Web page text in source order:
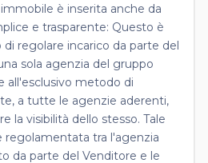
è inserita anche da
e trasparente: Questo è
regolare incarico da parte del
sola agenzia del gruppo
all'esclusivo metodo di
a tutte le agenzie aderenti,
la visibilità dello stesso. Tale
tra l'agenzia
da parte del Venditore e le